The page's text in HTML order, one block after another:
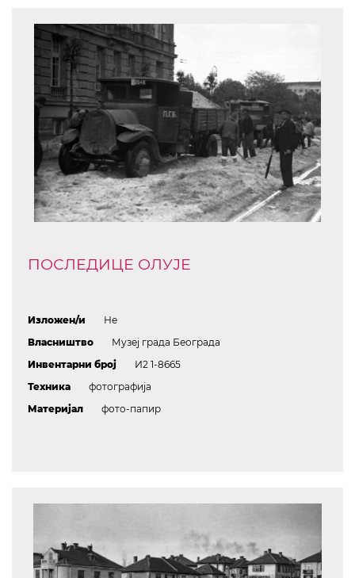
ПОСЛЕДИЦЕ ОЛУЈЕ
Изложен/и
Не
Власништво
Музеј града Београда
Инвентарни број
И2 1-8665
Техника
фотографија
Материјал
фото-папир